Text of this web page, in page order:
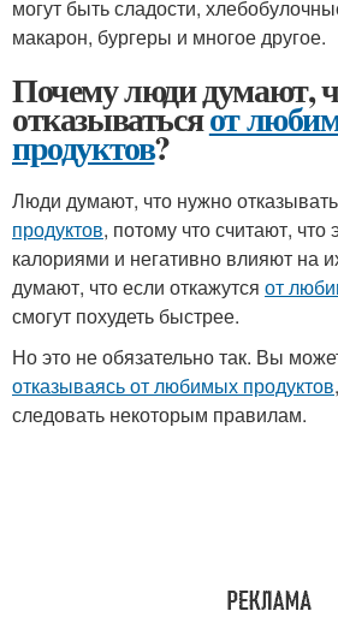
могут быть сладости,
макарон, бургеры и многое другое.
Почему люди думают,
отказыватьсяот
продуктов?
Люди думают, что нужно
продуктов, потому что считают, что
калориями и негативно влияют на
думают, что если откажутся от
смогут похудеть быстрее.
Но это не обязательно так. Вы
отказываясь от любимых продуктов
следовать некоторым правилам.